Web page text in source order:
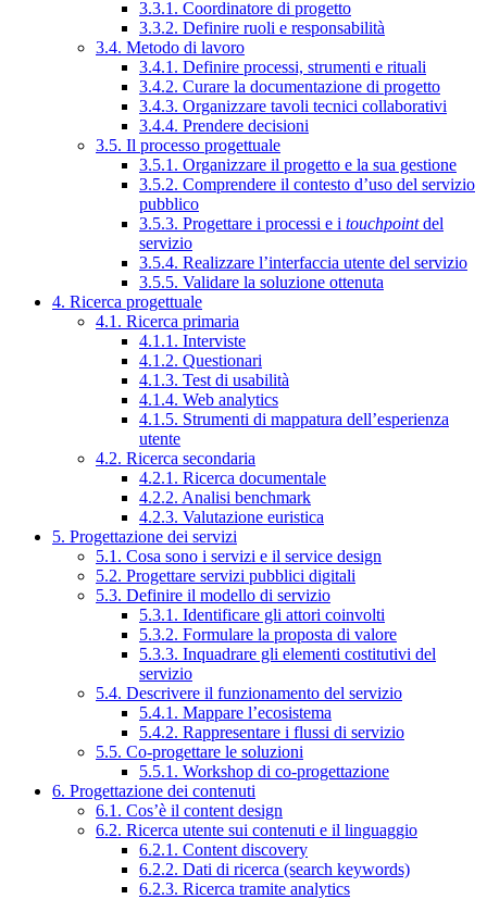
3.3.1. Coordinatore di progetto
3.3.2. Definire ruoli e responsabilità
3.4. Metodo di lavoro
3.4.1. Definire processi, strumenti e rituali
3.4.2. Curare la documentazione di progetto
3.4.3. Organizzare tavoli tecnici collaborativi
3.4.4. Prendere decisioni
3.5. Il processo progettuale
3.5.1. Organizzare il progetto e la sua gestione
3.5.2. Comprendere il contesto d’uso del servizio
pubblico
3.5.3. Progettare i processi e i touchpointdel
servizio
3.5.4. Realizzare l’interfaccia utente del servizio
3.5.5. Validare la soluzione ottenuta
4. Ricerca progettuale
4.1. Ricerca primaria
4.1.1. Interviste
4.1.2. Questionari
4.1.3. Test di usabilità
4.1.4. Web analytics
4.1.5. Strumenti di mappatura dell’esperienza
utente
4.2. Ricerca secondaria
4.2.1. Ricerca documentale
4.2.2. Analisi benchmark
4.2.3. Valutazione euristica
5. Progettazione dei servizi
5.1. Cosa sono i servizi e il service design
5.2. Progettare servizi pubblici digitali
5.3. Definire il modello di servizio
5.3.1. Identificare gli attori coinvolti
5.3.2. Formulare la proposta di valore
5.3.3. Inquadrare gli elementi costitutivi del
servizio
5.4. Descrivere il funzionamento del servizio
5.4.1. Mappare l’ecosistema
5.4.2. Rappresentare i flussi di servizio
5.5. Co-progettare le soluzioni
5.5.1. Workshop di co-progettazione
6. Progettazione dei contenuti
6.1. Cos’è il content design
6.2. Ricerca utente sui contenuti e il linguaggio
6.2.1. Content discovery
6.2.2. Dati di ricerca (search keywords)
6.2.3. Ricerca tramite analytics